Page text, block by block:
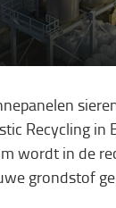
Recycling in
wordt in de
grondstof